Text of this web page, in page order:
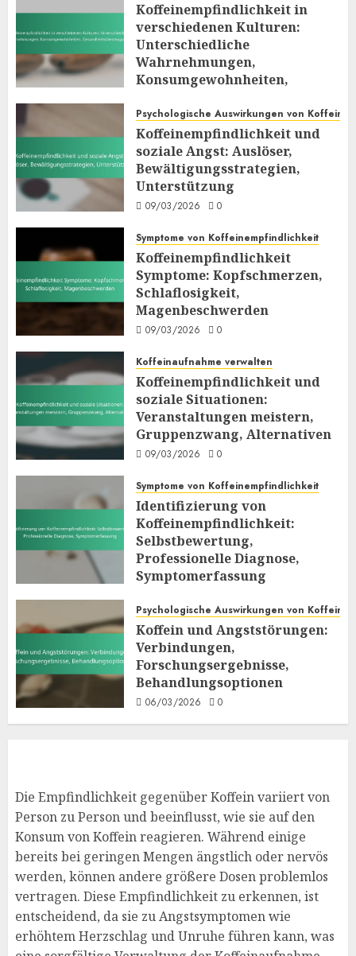
05/03/2026 0
1
Symptome von Koffeinempfindlichkeit
Koffeinempfindlichkeit in
verschiedenen Kulturen:
Unterschiedliche Wahrnehmungen,
Konsumgewohnheiten,
Gesundheitsüberzeugungen
09/03/2026 0
2
Psychologische Auswirkungen von Koffein
Koffeinempfindlichkeit und soziale
Angst: Auslöser,
Bewältigungsstrategien,
Unterstützung
3
Koffeinempfindlichkeit Symptome:
Kopfschmerzen, Schlaflosigkeit,
Magenbeschwerden
09/03/2026 0
4
Koffeinaufnahme verwalten
Koffeinempfindlichkeit und soziale
Situationen: Veranstaltungen
meistern, Gruppenzwang,
Alternativen
09/03/2026 0
Symptome von Koffeinempfindlichkeit
Identifizierung von
Koffeinempfindlichkeit:
Diagnose, Symptomerfassung
06/03/2026 0
Psychologische Auswirkungen von Koffein
Koffein und Angststörungen:
Verbindungen,
Forschungsergebnisse,
Behandlungsoptionen
06/03/2026
7
Symptome von Koffeinempfindlichkeit
Koffeinempfindlichkeit und Stress:
Wechselwirkungen, Verschärfung,
Bewältigungsstrategien
05/03/2026 0
Koffeinempfindlichkeit in
verschiedenen Kulturen:
Unterschiedliche
Wahrnehmungen,
Konsumgewohnheiten,
09/03/2026 0
Psychologische Auswirkungen von Koffein
Koffeinempfindlichkeit und
soziale Angst: Auslöser,
Bewältigungsstrategien,
Unterstützung
09/03/2026 0
Symptome von Koffeinempfindlichkeit
Koffeinempfindlichkeit
Symptome: Kopfschmerzen,
Schlaflosigkeit,
Magenbeschwerden
09/03/2026 0
Koffeinaufnahme verwalten
Koffeinempfindlichkeit und
soziale Situationen:
Veranstaltungen meistern,
Gruppenzwang, Alternativen
09/03/2026 0
Symptome von Koffeinempfindlichkeit
Identifizierung von
Koffeinempfindlichkeit:
Selbstbewertung,
Professionelle Diagnose,
Symptomerfassung
Psychologische Auswirkungen von Koffein
Koffein und Angststörungen:
Verbindungen,
Forschungsergebnisse,
Behandlungsoptionen
06/03/2026 0
Die Empfindlichkeit gegenüber Koffein variiert von
Person zu Person und beeinflusst, wie sie auf den
Konsum von Koffein reagieren. Während einige
bereits bei geringen Mengen ängstlich oder nervös
werden, können andere größere Dosen problemlos
vertragen. Diese Empfindlichkeit zu erkennen, ist
entscheidend, da sie zu Angstsymptomen wie
erhöhtem Herzschlag und Unruhe führen kann, was